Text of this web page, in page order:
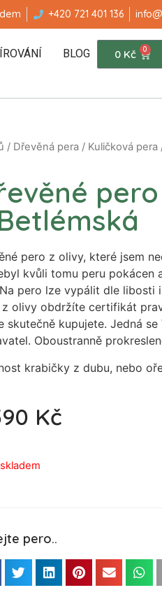
+420 721 401 136
BLOG 0 Kč 0
/ Dřevěná pera / Kuličková pera
pero z olivy, které jsem
kvůli tomu peru pokácen
pero lze vypálit dle libosti
z olivy obdržíte certifikát
skutečně kupujete. Jedná
Oboustranně
krabičky z dubu, nebo
Kč
pero..